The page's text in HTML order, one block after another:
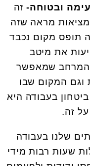
ובטוחה-זה
מראה שזה
תופס מקום נכבד
את מיטב
המרחב שמאפשר
וגם המקום שבו
בעבודה היא
זה.
שלנו בעבודה
שעות רבות מידי